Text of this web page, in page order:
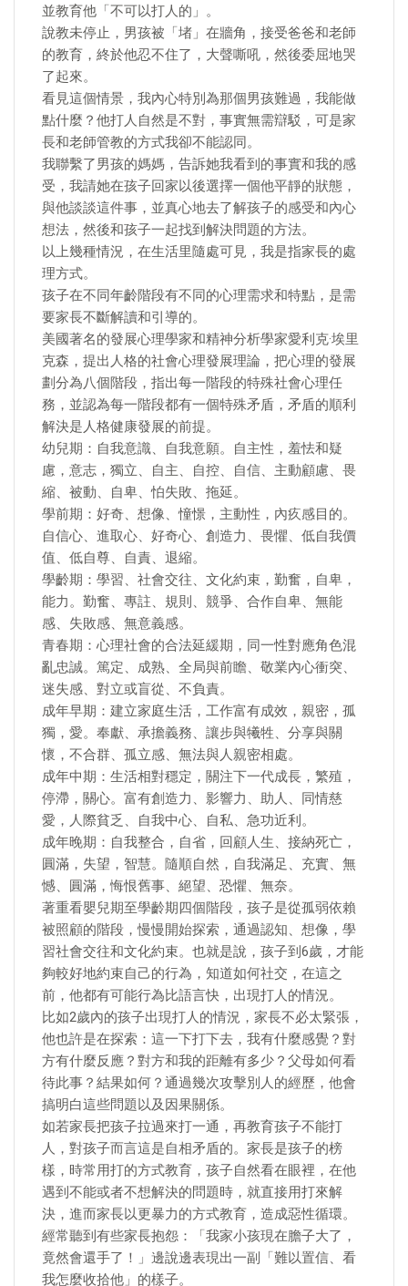
並教育他「不可以打人的」。
說教未停止，男孩被「堵」在牆角，接受爸爸和老師
的教育，終於他忍不住了，大聲嘶吼，然後委屈地哭
了起來。
看見這個情景，我內心特別為那個男孩難過，我能做
點什麼？他打人自然是不對，事實無需辯駁，可是家
長和老師管教的方式我卻不能認同。
我聯繫了男孩的媽媽，告訴她我看到的事實和我的感
受，我請她在孩子回家以後選擇一個他平靜的狀態，
與他談談這件事，並真心地去了解孩子的感受和內心
想法，然後和孩子一起找到解決問題的方法。
以上幾種情況，在生活里隨處可見，我是指家長的處
理方式。
孩子在不同年齡階段有不同的心理需求和特點，是需
要家長不斷解讀和引導的。
美國著名的發展心理學家和精神分析學家愛利克·埃里
克森，提出人格的社會心理發展理論，把心理的發展
劃分為八個階段，指出每一階段的特殊社會心理任
務，並認為每一階段都有一個特殊矛盾，矛盾的順利
解決是人格健康發展的前提。
幼兒期：自我意識、自我意願。自主性，羞怯和疑
慮，意志，獨立、自主、自控、自信、主動顧慮、畏
縮、被動、自卑、怕失敗、拖延。
學前期：好奇、想像、憧憬，主動性，內疚感目的。
自信心、進取心、好奇心、創造力、畏懼、低自我價
值、低自尊、自責、退縮。
學齡期：學習、社會交往、文化約束，勤奮，自卑，
能力。勤奮、專註、規則、競爭、合作自卑、無能
感、失敗感、無意義感。
青春期：心理社會的合法延緩期，同一性對應角色混
亂忠誠。篤定、成熟、全局與前瞻、敬業內心衝突、
迷失感、對立或盲從、不負責。
成年早期：建立家庭生活，工作富有成效，親密，孤
獨，愛。奉獻、承擔義務、讓步與犧牲、分享與關
懷，不合群、孤立感、無法與人親密相處。
成年中期：生活相對穩定，關注下一代成長，繁殖，
停滯，關心。富有創造力、影響力、助人、同情慈
愛，人際貧乏、自我中心、自私、急功近利。
成年晚期：自我整合，自省，回顧人生、接納死亡，
圓滿，失望，智慧。隨順自然，自我滿足、充實、無
憾、圓滿，悔恨舊事、絕望、恐懼、無奈。
著重看嬰兒期至學齡期四個階段，孩子是從孤弱依賴
被照顧的階段，慢慢開始探索，通過認知、想像，學
習社會交往和文化約束。也就是說，孩子到6歲，才能
夠較好地約束自己的行為，知道如何社交，在這之
前，他都有可能行為比語言快，出現打人的情況。
比如2歲內的孩子出現打人的情況，家長不必太緊張，
他也許是在探索：這一下打下去，我有什麼感覺？對
方有什麼反應？對方和我的距離有多少？父母如何看
待此事？結果如何？通過幾次攻擊別人的經歷，他會
搞明白這些問題以及因果關係。
如若家長把孩子拉過來打一通，再教育孩子不能打
人，對孩子而言這是自相矛盾的。家長是孩子的榜
樣，時常用打的方式教育，孩子自然看在眼裡，在他
遇到不能或者不想解決的問題時，就直接用打來解
決，進而家長以更暴力的方式教育，造成惡性循環。
經常聽到有些家長抱怨：「我家小孩現在膽子大了，
竟然會還手了！」邊說邊表現出一副「難以置信、看
我怎麼收拾他」的樣子。